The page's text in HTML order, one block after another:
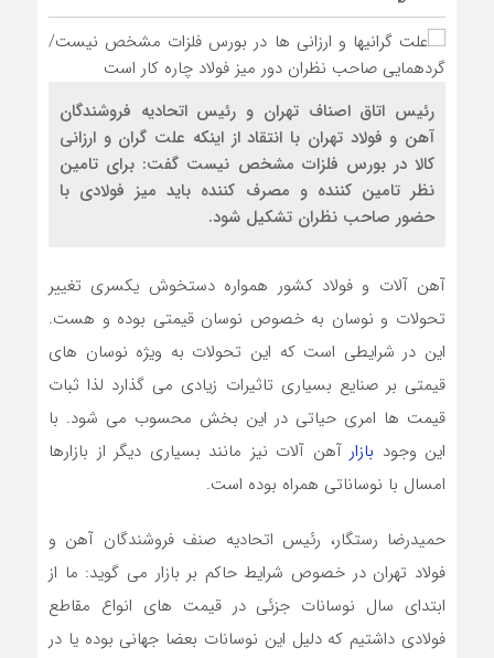
رئیس اتاق اصناف تهران و رئیس اتحادیه فروشندگان
آهن و فولاد تهران با انتقاد از اینکه علت گران و ارزانی
کالا در بورس فلزات مشخص نیست گفت: برای تامین
نظر تامین کننده و مصرف کننده باید میز فولادی با
حضور صاحب نظران تشکیل شود.
آهن آلات و فولاد کشور همواره دستخوش یکسری تغییر
تحولات و نوسان به خصوص نوسان قیمتی بوده و هست.
این در شرایطی است که این تحولات به ویژه نوسان های
قیمتی بر صنایع بسیاری تاثیرات زیادی می گذارد لذا ثبات
قیمت ها امری حیاتی در این بخش محسوب می شود. با
این وجود بازار آهن آلات نیز مانند بسیاری دیگر از بازارها
امسال با نوساناتی همراه بوده است.
حمیدرضا رستگار، رئیس اتحادیه صنف فروشندگان آهن و
فولاد تهران در خصوص شرایط حاکم بر بازار می گوید: ما از
ابتدای سال نوسانات جزئی در قیمت های انواع مقاطع
فولادی داشتیم که دلیل این نوسانات بعضا جهانی بوده یا در